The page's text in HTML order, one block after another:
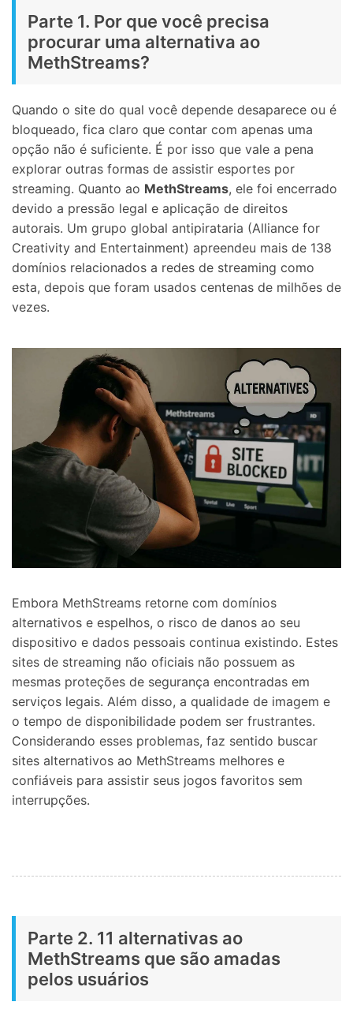
Parte 1. Por que você precisa
procurar uma alternativa ao
MethStreams?
Quando o site do qual você depende desaparece ou é
bloqueado, fica claro que contar com apenas uma
opção não é suficiente. É por isso que vale a pena
explorar outras formas de assistir esportes por
streaming. Quanto ao MethStreams, ele foi encerrado
devido a pressão legal e aplicação de direitos
autorais. Um grupo global antipirataria (Alliance for
Creativity and Entertainment) apreendeu mais de 138
domínios relacionados a redes de streaming como
esta, depois que foram usados centenas de milhões de
vezes.
Embora MethStreams retorne com domínios
alternativos e espelhos, o risco de danos ao seu
dispositivo e dados pessoais continua existindo. Estes
sites de streaming não oficiais não possuem as
mesmas proteções de segurança encontradas em
serviços legais. Além disso, a qualidade de imagem e
o tempo de disponibilidade podem ser frustrantes.
Considerando esses problemas, faz sentido buscar
sites alternativos ao MethStreams melhores e
confiáveis para assistir seus jogos favoritos sem
interrupções.
Parte 2. 11 alternativas ao
MethStreams que são amadas
pelos usuários